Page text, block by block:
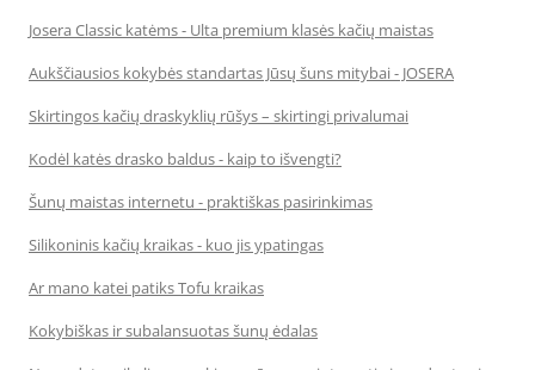
Josera Classic katėms - Ulta premium klasės kačių maistas
Aukščiausios kokybės standartas Jūsų šuns mitybai - JOSERA
Skirtingos kačių draskyklių rūšys – skirtingi privalumai
Kodėl katės drasko baldus - kaip to išvengti?
Šunų maistas internetu - praktiškas pasirinkimas
Silikoninis kačių kraikas - kuo jis ypatingas
Ar mano katei patiks Tofu kraikas
Kokybiškas ir subalansuotas šunų ėdalas